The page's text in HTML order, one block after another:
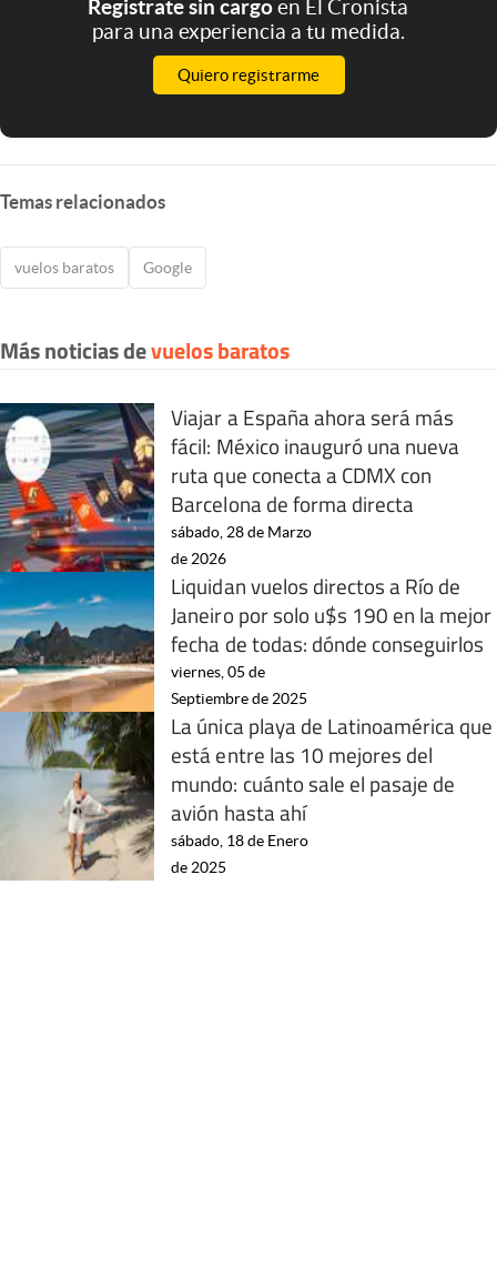
Registrate sin cargoen El Cronista
para una experiencia a tu medida.
Quiero registrarme
Temas relacionados
vuelos baratos Google
Más noticias devuelos baratos
Viajar a España ahora será más
fácil: México inauguró una nueva
ruta que conecta a CDMX con
Barcelona de forma directa
sábado, 28 de Marzo
de 2026
Liquidan vuelos directos a Río de
Janeiro por solo u$s 190 en la mejor
fecha de todas: dónde conseguirlos
viernes, 05 de
Septiembre de 2025
La única playa de Latinoamérica que
está entre las 10 mejores del
mundo: cuánto sale el pasaje de
avión hasta ahí
sábado, 18 de Enero
de 2025